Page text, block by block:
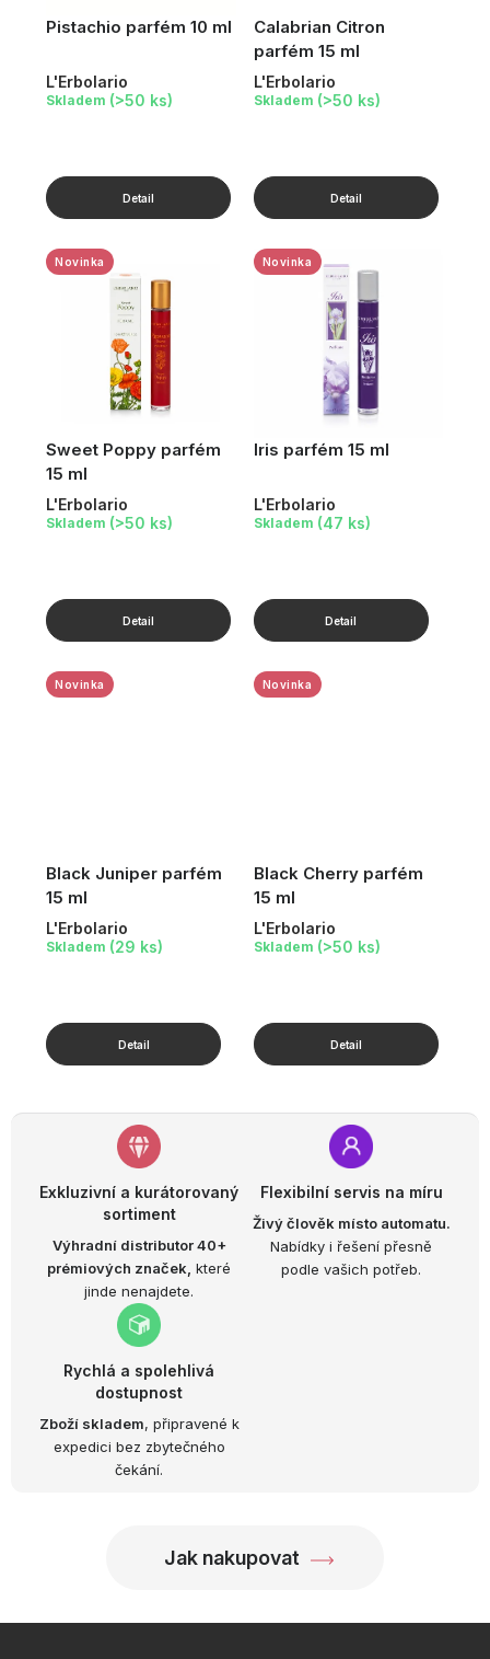
Pistachio parfém 10 ml
L'Erbolario
Skladem (>50 ks)
Calabrian Citron
parfém 15 ml
L'Erbolario
Skladem (>50 ks)
Sweet Poppy parfém
15 ml
Novinka
L'Erbolario
Skladem (>50 ks)
Iris parfém 15 ml
Novinka
L'Erbolario
Skladem (47 ks)
Black Juniper parfém
15 ml
Novinka
L'Erbolario
Skladem (29 ks)
Black Cherry parfém
15 ml
Novinka
L'Erbolario
Skladem (>50 ks)
Exkluzivní a kurátorovaný
sortiment
Výhradní distributor 40+
prémiových značek, které
jinde nenajdete.
Flexibilní servis na míru
Živý člověk místo automatu.
Nabídky i řešení přesně
podle vašich potřeb.
Rychlá a spolehlivá
dostupnost
Zboží skladem, připravené k
expedici bez zbytečného
čekání.
Jak nakupovat